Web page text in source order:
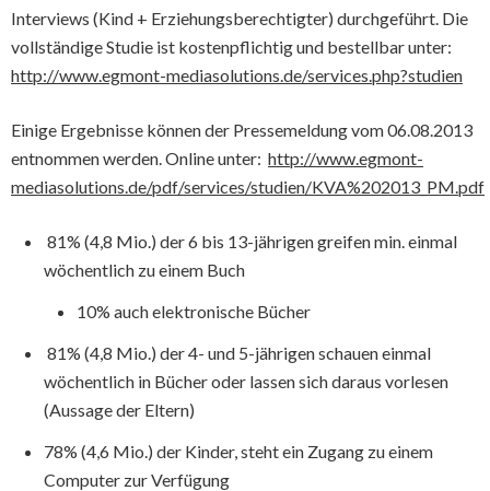
Interviews (Kind + Erziehungsberechtigter) durchgeführt. Die
vollständige Studie ist kostenpflichtig und bestellbar unter:
http://www.egmont-mediasolutions.de/services.php?studien
Einige Ergebnisse können der Pressemeldung vom 06.08.2013
entnommen werden. Online unter: http://www.egmont-
mediasolutions.de/pdf/services/studien/KVA%202013_PM.pdf
81% (4,8 Mio.) der 6 bis 13-jährigen greifen min. einmal
wöchentlich zu einem Buch
10% auch elektronische Bücher
81% (4,8 Mio.) der 4- und 5-jährigen schauen einmal
wöchentlich in Bücher oder lassen sich daraus vorlesen
(Aussage der Eltern)
78% (4,6 Mio.) der Kinder, steht ein Zugang zu einem
Computer zur Verfügung